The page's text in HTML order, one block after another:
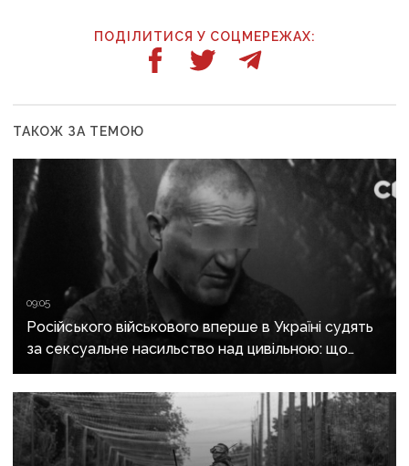
ПОДІЛИТИСЯ У СОЦМЕРЕЖАХ:
ТАКОЖ ЗА ТЕМОЮ
09:05
Російського військового вперше в Україні судять
за сексуальне насильство над цивільною: що
відомо про справу